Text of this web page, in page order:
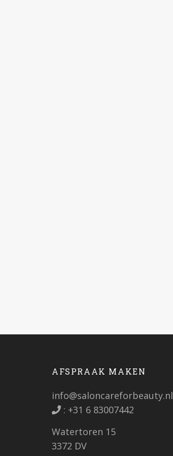
AFSPRAAK MAKEN
info@saloncareforbeauty.nl
: +31 6 83007442
Watertoren 15
3372 DV